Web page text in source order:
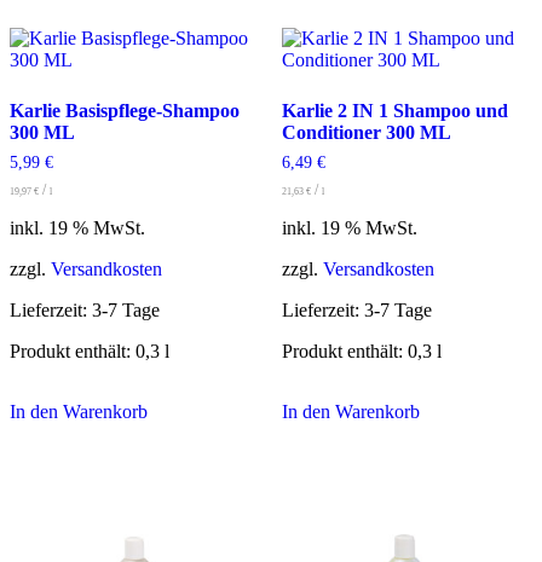
Karlie Basispflege-Shampoo
300 ML
5,99 €
19,97 € / l
inkl. 19 % MwSt.
zzgl. Versandkosten
Lieferzeit: 3-7 Tage
Produkt enthält: 0,3 l
In den Warenkorb
Karlie 2 IN 1 Shampoo und
Conditioner 300 ML
6,49 €
21,63 €/ l
inkl. 19 % MwSt.
zzgl. Versandkosten
Lieferzeit: 3-7 Tage
Produkt enthält: 0,3 l
In den Warenkorb